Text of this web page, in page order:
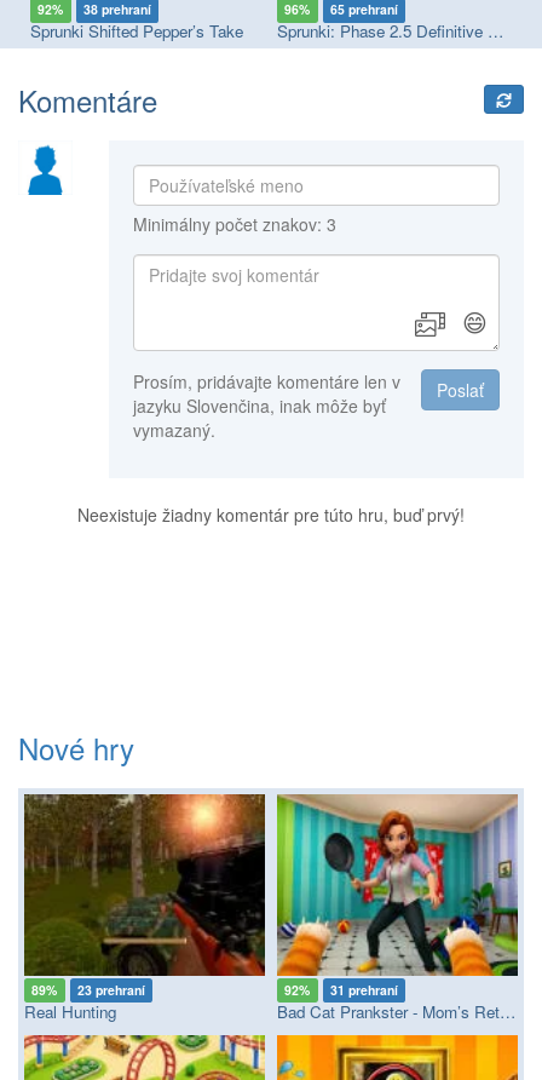
92% 38 prehraní
Sprunki Shifted Pepper’s Take
96% 65 prehraní
Sprunki: Phase 2.5 Definitive Edition
Komentáre
Minimálny počet znakov: 3
😄
Poslať
Prosím, pridávajte komentáre len v
jazyku Slovenčina, inak môže byť
vymazaný.
Neexistuje žiadny komentár pre túto hru, buď prvý!
Nové hry
89% 23 prehraní
Real Hunting
92% 31 prehraní
Bad Cat Prankster - Mom’s Return